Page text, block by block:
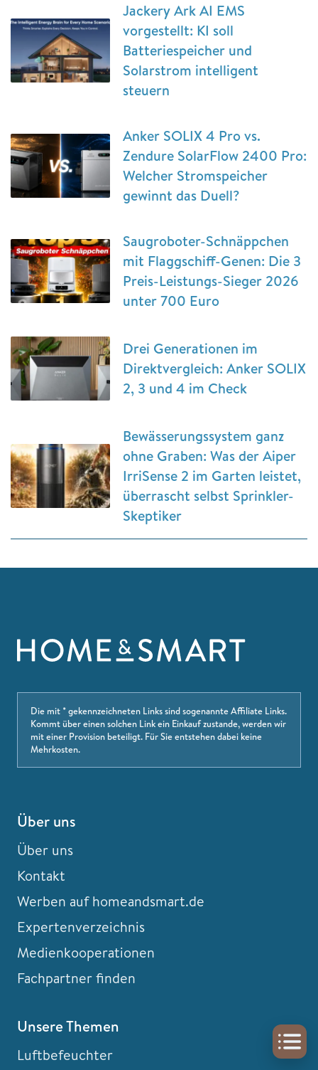
Jackery Ark AI EMS
vorgestellt: KI soll
Batteriespeicher und
Solarstrom intelligent
steuern
Anker SOLIX 4 Pro vs.
Zendure SolarFlow 2400 Pro:
Welcher Stromspeicher
gewinnt das Duell?
Saugroboter-Schnäppchen
mit Flaggschiff-Genen: Die 3
Preis-Leistungs-Sieger 2026
unter 700 Euro
Drei Generationen im
Direktvergleich: Anker SOLIX
2, 3 und 4 im Check
Bewässerungssystem ganz
ohne Graben: Was der Aiper
IrriSense 2 im Garten leistet,
überrascht selbst Sprinkler-
Skeptiker
Die mit * gekennzeichneten Links sind sogenannte Affiliate Links.
Kommt über einen solchen Link ein Einkauf zustande, werden wir
mit einer Provision beteiligt. Für Sie entstehen dabei keine
Mehrkosten.
Über uns
Über uns
Kontakt
Werben auf homeandsmart.de
Expertenverzeichnis
Medienkooperationen
Fachpartner finden
Unsere Themen
Luftbefeuchter